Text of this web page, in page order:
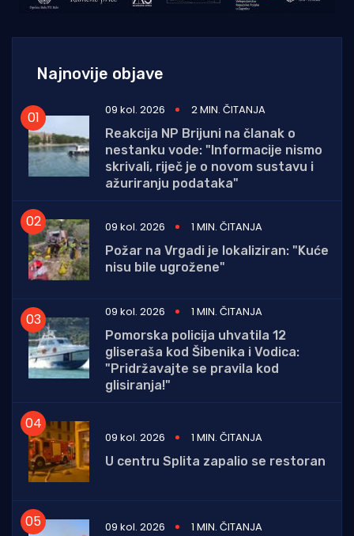
Najnovije objave
09 kol. 2026
2 MIN. ČITANJA
Reakcija NP Brijuni na članak o
nestanku vode: "Informacije nismo
skrivali, riječ je o novom sustavu i
ažuriranju podataka"
09 kol. 2026
1 MIN. ČITANJA
Požar na Vrgadi je lokaliziran: "Kuće
nisu bile ugrožene"
09 kol. 2026
1 MIN. ČITANJA
Pomorska policija uhvatila 12
gliseraša kod Šibenika i Vodica:
"Pridržavajte se pravila kod
glisiranja!"
09 kol. 2026
1 MIN. ČITANJA
U centru Splita zapalio se restoran
09 kol. 2026
1 MIN. ČITANJA